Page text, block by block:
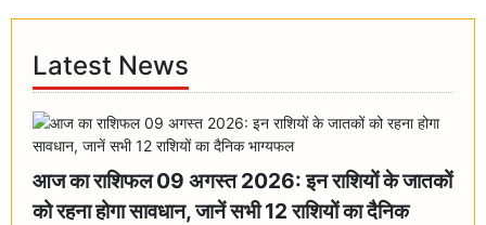
Latest News
आज का राशिफल 09 अगस्त 2026: इन राशियों के जातकों
को रहना होगा सावधान, जानें सभी 12 राशियों का दैनिक